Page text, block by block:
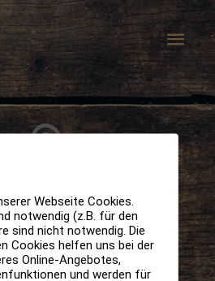
Webseite Cookies.
notwendig (z.B. für den
sind nicht notwendig. Die
Cookies helfen uns bei der
Online-Angebotes,
und werden für